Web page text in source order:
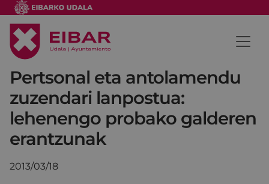
Pertsonal eta antolamendu
zuzendari lanpostua:
lehenengo probako galderen
erantzunak
2013/03/18